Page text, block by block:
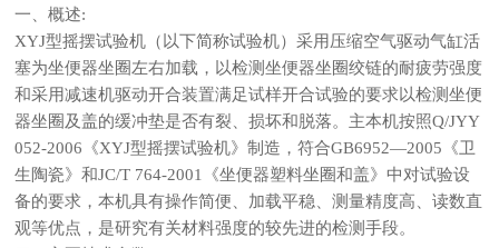
一、概述:
XYJ型摇摆试验机（以下简称试验机）采用压缩空气驱动气缸活
塞为坐便器坐圈左右加载，以检测坐便器坐圈绞链的耐疲劳强度
和采用减速机驱动开合装置满足试样开合试验的要求以检测坐便
器坐圈及盖的缓冲垫是否有裂、损坏和脱落。主本机按照Q/JYY
052-2006《XYJ型摇摆试验机》制造，符合GB6952—2005《卫
生陶瓷》和JC/T 764-2001《坐便器塑料坐圈和盖》中对试验设
备的要求，本机具有操作简便、加载平稳、测量精度高、读数直
观等优点，是研究有关材料强度的较先进的检测手段。